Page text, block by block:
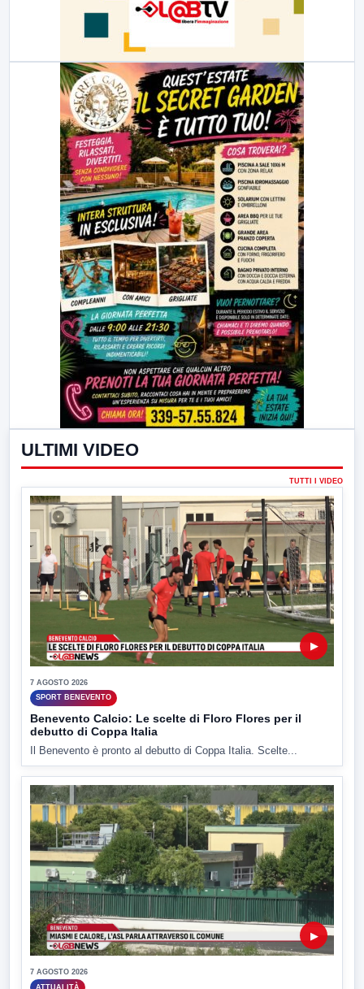
ULTIMI VIDEO
TUTTI I VIDEO
▶
7 AGOSTO 2026
SPORT BENEVENTO
Benevento Calcio: Le scelte di Floro Flores per il
debutto di Coppa Italia
Il Benevento è pronto al debutto di Coppa Italia. Scelte...
▶
7 AGOSTO 2026
ATTUALITÀ